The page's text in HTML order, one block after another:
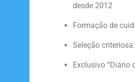
desde 2012
Formação de
Seleção
Exclusivo “Diário